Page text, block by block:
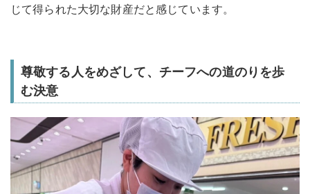
じて得られた大切な財産だと感じています。
尊敬する人をめざして、チーフへの道のりを歩
む決意